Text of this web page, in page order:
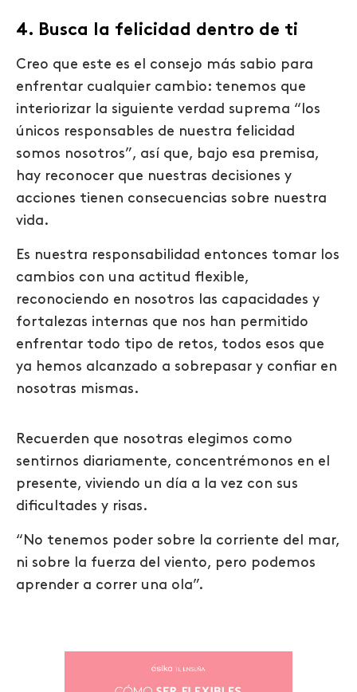
4. Busca la felicidad dentro de ti
Creo que este es el consejo más sabio para
enfrentar cualquier cambio: tenemos que
interiorizar la siguiente verdad suprema “los
únicos responsables de nuestra felicidad
somos nosotros”, así que, bajo esa premisa,
hay reconocer que nuestras decisiones y
acciones tienen consecuencias sobre nuestra
vida.
Es nuestra responsabilidad entonces tomar los
cambios con una actitud flexible,
reconociendo en nosotros las capacidades y
fortalezas internas que nos han permitido
enfrentar todo tipo de retos, todos esos que
ya hemos alcanzado a sobrepasar y confiar en
nosotras mismas.
Recuerden que nosotras elegimos como
sentirnos diariamente, concentrémonos en el
presente, viviendo un día a la vez con sus
dificultades y risas.
“No tenemos poder sobre la corriente del mar,
ni sobre la fuerza del viento, pero podemos
aprender a correr una ola”.